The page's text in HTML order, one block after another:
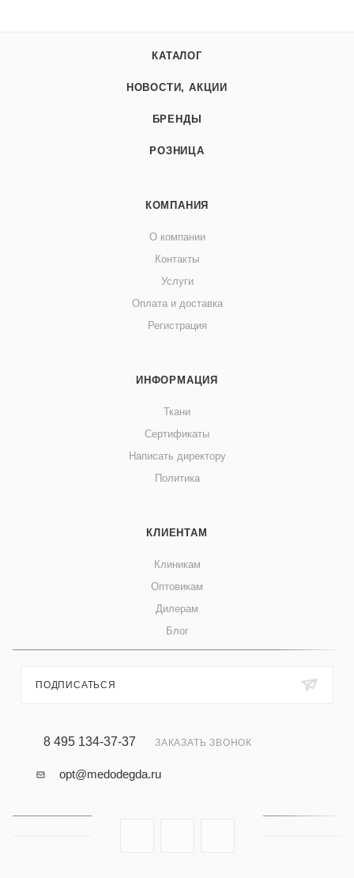
КАТАЛОГ
НОВОСТИ, АКЦИИ
БРЕНДЫ
РОЗНИЦА
КОМПАНИЯ
О компании
Контакты
Услуги
Оплата и доставка
Регистрация
ИНФОРМАЦИЯ
Ткани
Сертификаты
Написать директору
Политика
КЛИЕНТАМ
Клиникам
Оптовикам
Дилерам
Блог
ПОДПИСАТЬСЯ
8 495 134-37-37 ЗАКАЗАТЬ ЗВОНОК
opt@medodegda.ru